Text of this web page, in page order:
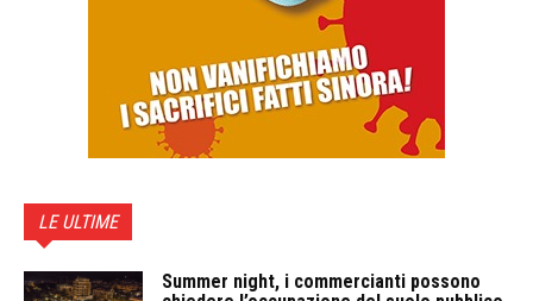
LE ULTIME
Summer night, i commercianti possono